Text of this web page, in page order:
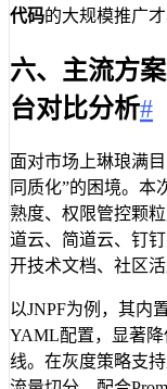
代码的大规模推广
六、主流方
台对比分析#
面对市场上琳琅满
同质化”的困境。本
熟度、权限管控颗
道云、简道云、钉
开技术文档、社区
以JNPF为例，其内
YAML配置，显著降
线。在灰度策略支